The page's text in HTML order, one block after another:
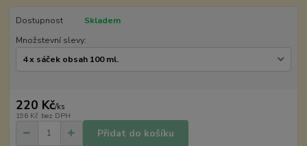
Dostupnost
Skladem
Množstevní slevy:
220 Kč/ks
196 Kč bez DPH
Přidat do košíku